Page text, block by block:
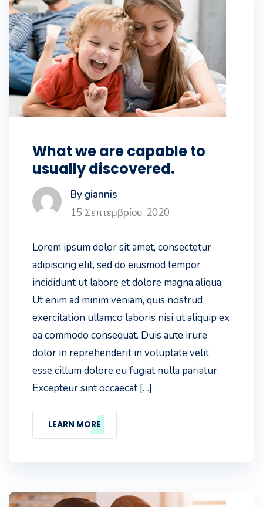
What we are capable to
usually discovered.
By giannis
15 Σεπτεμβρίου, 2020
Lorem ipsum dolor sit amet, consectetur
adipiscing elit, sed do eiusmod tempor
incididunt ut labore et dolore magna aliqua.
Ut enim ad minim veniam, quis nostrud
exercitation ullamco laboris nisi ut aliquip ex
ea commodo consequat. Duis aute irure
dolor in reprehenderit in voluptate velit
esse cillum dolore eu fugiat nulla pariatur.
Excepteur sint occaecat […]
LEARN MORE